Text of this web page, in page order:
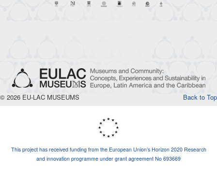
Back to Top
© 2026 EU-LAC MUSEUMS
This project has received funding from the European Union’s Horizon 2020 Research
and innovation programme under grant agreement No 693669